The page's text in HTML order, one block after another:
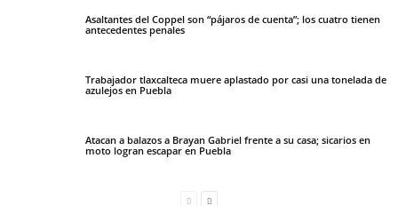
Asaltantes del Coppel son “pájaros de cuenta”; los cuatro tienen
antecedentes penales
Trabajador tlaxcalteca muere aplastado por casi una tonelada de
azulejos en Puebla
Atacan a balazos a Brayan Gabriel frente a su casa; sicarios en
moto logran escapar en Puebla